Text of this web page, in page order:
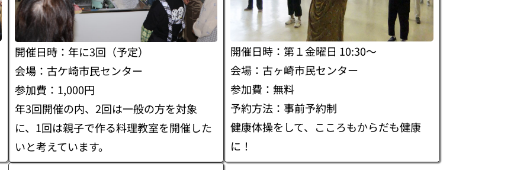
開催日時：年に3回（予定）
会場：古ケ崎市民センター
参加費：1,000円
年3回開催の内、2回は一般の方を対象
に、1回は親子で作る料理教室を開催した
いと考えています。
開催日時：第１金曜日 10:30～
会場：古ヶ崎市民センター
参加費：無料
予約方法：事前予約制
健康体操をして、こころもからだも健康
に！